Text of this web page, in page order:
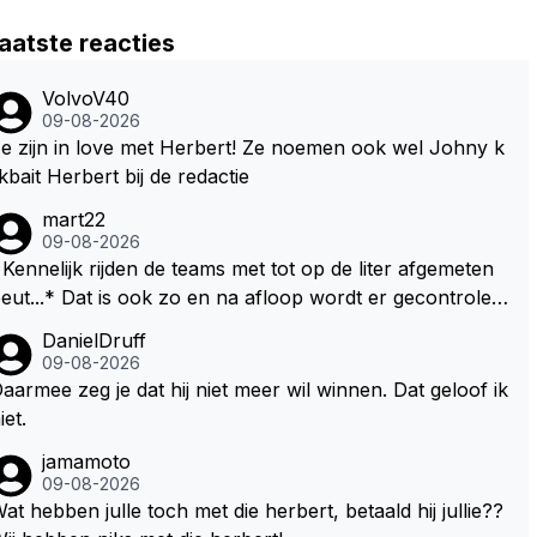
reacties
VolvoV40
09-08-2026
zijn in love met Herbert! Ze noemen ook wel Johny k
Herbert bij de redactie
mart22
09-08-2026
rijden de teams met tot op de liter afgemeten
is ook zo en na afloop wordt er gecontrolee
reden is Vettel ooit gediskwalificeerd. Je hoort soms oo
wel eens dat ze brandstoof moeten sparen als de race
denkt dat ze die ene liter niet gaan halen. Je zo
bijv. 5 liter en dan die ronden achter SC niet mee te t
x ronden SC moet er na afloop niet nog 5 maa
liter inzitten.
DanielDruff
09-08-2026
zeg je dat hij niet meer wil winnen. Dat geloof ik
jamamoto
09-08-2026
hebben julle toch met die herbert, betaald hij jullie??